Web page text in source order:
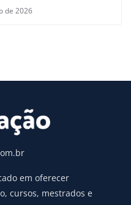
de 2026
em oferecer
cursos, mestrados e